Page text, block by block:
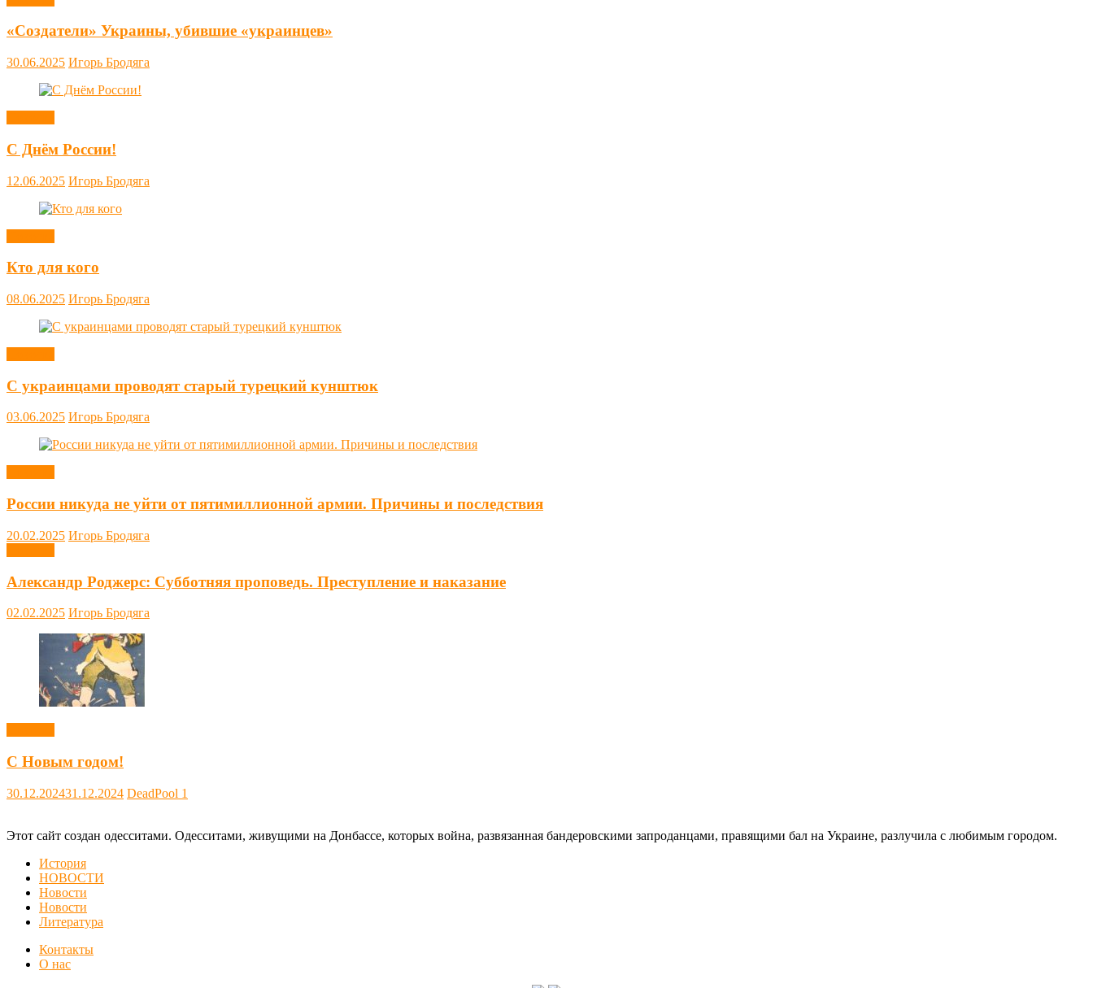
«Создатели» Украины, убившие «украинцев»
30.06.2025 Игорь Бродяга
С Днём России!
12.06.2025 Игорь Бродяга
Кто для кого
08.06.2025 Игорь Бродяга
С украинцами проводят старый турецкий кунштюк
03.06.2025 Игорь Бродяга
России никуда не уйти от пятимиллионной армии. Причины и последствия
20.02.2025 Игорь Бродяга
Александр Роджерс: Субботняя проповедь. Преступление и наказание
02.02.2025 Игорь Бродяга
С Новым годом!
30.12.202431.12.2024 DeadPool 1
Этот сайт создан одесситами. Одесситами, живущими на Донбассе, которых война, развязанная бандеровскими запроданцами, правящими бал на Украине, разлучила с любимым городом.
История
НОВОСТИ
Новости
Новости
Литература
Контакты
О нас